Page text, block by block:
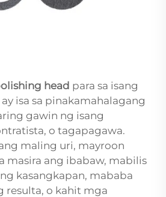
head para sa isang
isa sa pinakamahalagang
gawin ng isang
o tagapagawa.
maling uri, mayroon
masira ang ibabaw, mabilis
kasangkapan, mababa
resulta, o kahit mga